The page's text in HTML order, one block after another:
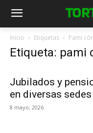
Inicio Etiquetas Pami
Etiqueta: pami
Jubilados y
en diversas
8 mayo, 2026